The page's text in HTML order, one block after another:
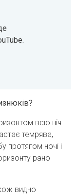
вміст від
всю ніч.
темрява,
протягом ночі і
рано
видно